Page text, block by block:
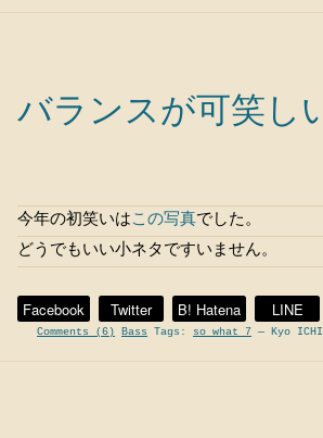
バランスが可笑し
今年の初笑いはこの写真でした。
どうでもいい小ネタですいません。
Facebook Twitter B! Hatena LINE
Comments (6) Bass Tags: so what 7 — Kyo